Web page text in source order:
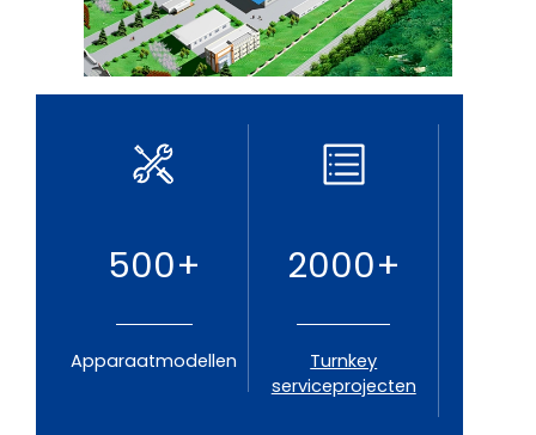
500+
Apparaatmodellen
2000+
Turnkey
serviceprojecten